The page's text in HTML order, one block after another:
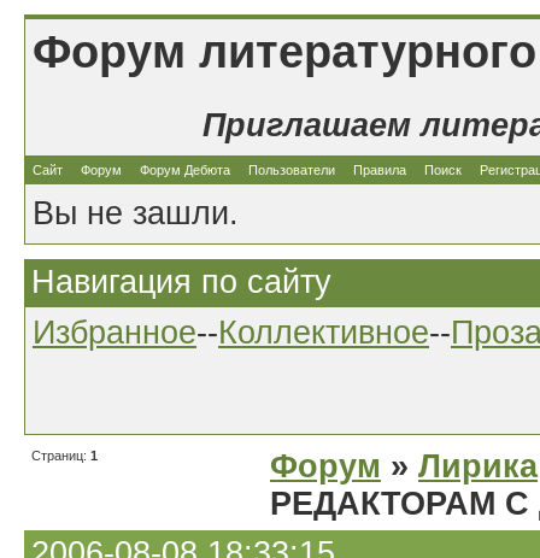
Форум
Приглашаем
Сайт Форум Форум Дебюта Пользователи Правила Поиск
Вы не зашли.
Навигация по сайту
Избранное--Коллективное--
Страниц: 1 Форум » Лирика
РЕДАКТОРАМ